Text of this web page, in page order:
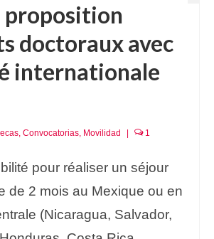
proposition
doctoraux avec
internationale
, Convocatorias, Movilidad 1
pour réaliser un séjour
de 2 mois au Mexique ou en
(Nicaragua, Salvador,